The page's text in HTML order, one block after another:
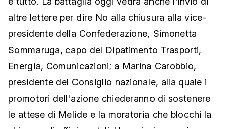
altre lettere per dire No alla chiusura alla vice-
presidente della Confederazione, Simonetta
Sommaruga, capo del Dipatimento Trasporti,
Energia, Comunicazioni; a Marina Carobbio,
presidente del Consiglio nazionale, alla quale i
promotori dell'azione chiederanno di sostenere
le attese di Melide e la moratoria che blocchi la